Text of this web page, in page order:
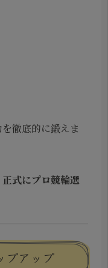
徹底的に鍛えま
正式にプロ競輪選
プアップ